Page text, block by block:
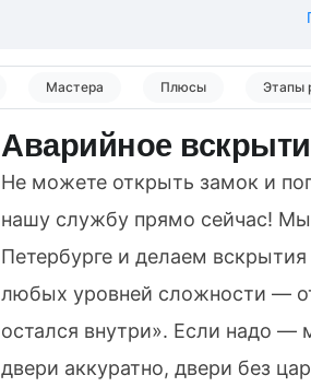
Мастера Плюсы Этапы
Аварийное
Не можете открыть замок и
нашу службу прямо сейчас!
Петербурге и делаем
любых уровней сложности —
остался внутри». Если надо —
двери аккуратно, двери без